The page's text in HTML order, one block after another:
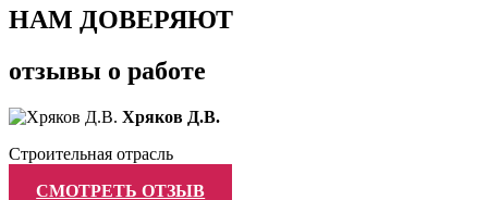
НАМ ДОВЕРЯЮТ
отзывы о работе
Хряков Д.В.
Строительная отрасль
СМОТРЕТЬ ОТЗЫВ